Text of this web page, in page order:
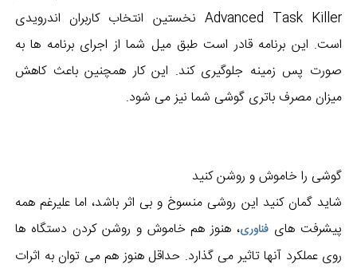
Advanced Task Killer نخستین انتخاب کاربران اندرویدی
است. این برنامه قادر است طبق میل شما از اجرای برنامه ها به
صورت پس زمینه جلوگیری کند. این کار همچنین باعث کاهش
میزان مصرف باتری گوشی شما نیز می شود.
گوشی را خاموش و روشن کنید
شاید گمان کنید این روشی منسوخ و بی اثر باشد، اما علیرغم همه
پیشرفت های فناوری، هنوز هم خاموش و روشن کردن دستگاه ها
روی عملکرد آنها تاثیر می گذارد. حداقل هنوز هم می توان به اثرات